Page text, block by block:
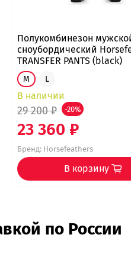
Полукомбинезон
сноубордический
TRANSFER PANTS (black)
M L
В наличии
29 200 ₽ -20%
23 360 ₽
Бренд: Horsefeathers
В корзину
по России